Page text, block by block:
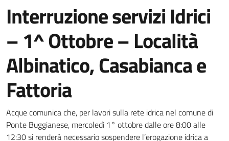
Interruzione servizi Idrici
– 1^ Ottobre – Località
Albinatico, Casabianca e
Fattoria
Dettagli della notizia
Acque comunica che, per lavori sulla rete idrica nel comune di
Ponte Buggianese, mercoledì 1° ottobre dalle ore 8:00 alle
12:30 si renderà necessario sospendere l’erogazione idrica a